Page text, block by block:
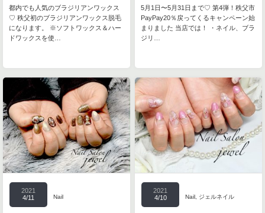
都内でも人気のブラジリアンワックス
♡ 秩父初のブラジリアンワックス脱毛
になります。 ※ソフトワックス＆ハー
ドワックスを使…
5月1日〜5月31日まで♡ 第4弾！秩父市
PayPay20％戻ってくるキャンペーン始
まりました 当店では！ ・ネイル、ブラ
ジリ…
2021
4/11
Nail
2021
4/10
Nail ジェルネイル